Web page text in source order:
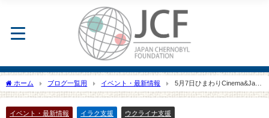
ホーム ブログ一覧用 イベント・最新情報
5月7日ひまわりCinema&Jazz
＠キッセイ文化ホール
イベント・最新情報 イラク支援 ウクライナ支援